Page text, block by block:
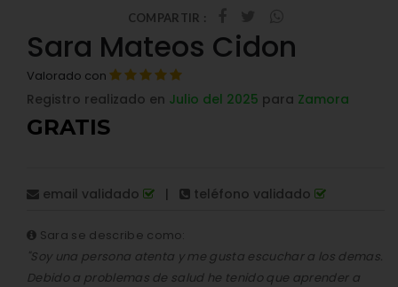
COMPARTIR :
Sara Mateos Cidon
Valorado con
Registro realizado en Julio del 2025 para Zamora
GRATIS
email validado | teléfono validado
Sara se describe como:
"Soy una persona atenta y me gusta escuchar a los demas.
Debido a problemas de salud he tenido que aprender a